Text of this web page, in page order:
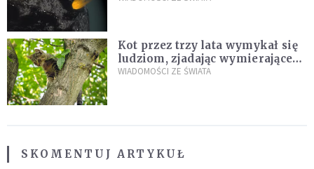
Kot przez trzy lata wymykał się
ludziom, zjadając wymierające
kaczki. W końcu popełnił
WIADOMOŚCI ZE ŚWIATA
SKOMENTUJ ARTYKUŁ